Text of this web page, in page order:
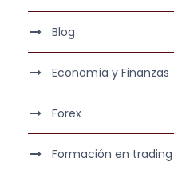
Blog
Economía y Finanzas
Forex
Formación en trading